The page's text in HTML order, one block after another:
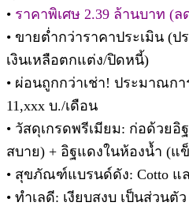
• ราคาพิเศษ 2.39 ล้านบาท (ล
• ขายต่ำกว่าราคาประเมิน (ป
เงินเหลือตกแต่ง/ปิดหนี้)
• ผ่อนถูกกว่าเช่า! ประมาณก
11,xxx บ./เดือน
• วัสดุเกรดพรีเมียม: ก่อด้วยอิ
สบาย) + อิฐแดงในห้องน้ำ (แ
• สุขภัณฑ์แบรนด์ดัง: Cotto แล
• ทำเลดี: เงียบสงบ เป็นส่วน